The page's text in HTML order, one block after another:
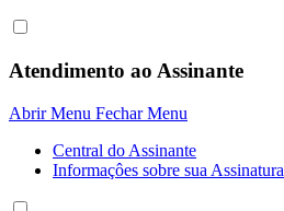
Atendimento ao Assinante
Abrir Menu Fechar Menu
Central do Assinante
Informaçôes sobre sua Assinatura